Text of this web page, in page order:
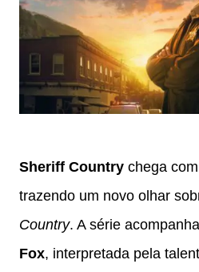
Sheriff Country chega
trazendo um novo olhar
Country. A série
Fox, interpretada pela